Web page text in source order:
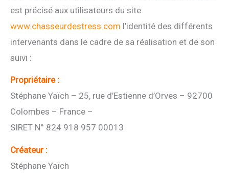
est précisé aux utilisateurs du site
www.chasseurdestress.com l’identité des différents
intervenants dans le cadre de sa réalisation et de son
suivi :
Propriétaire :
Stéphane Yaïch – 25, rue d’Estienne d’Orves – 92700
Colombes – France –
SIRET N° 824 918 957 00013
Créateur :
Stéphane Yaïch